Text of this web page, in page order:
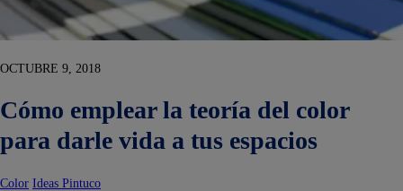
OCTUBRE 9, 2018
Cómo emplear la teoría del color
para darle vida a tus espacios
Color Ideas Pintuco